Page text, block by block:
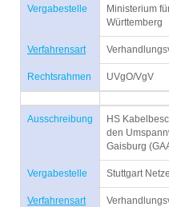
Vergabestelle
Ministerium
Württemberg
Verfahrensart
Rechtsrahmen UVgO/VgV
Ausschreibung
HS
den
Gaisburg
Vergabestelle Stuttgart
Verfahrensart